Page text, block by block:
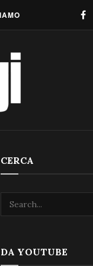
CERCA
DA YOUTUBE